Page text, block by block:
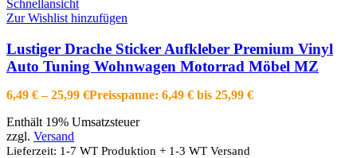
Schnellansicht
Zur Wishlist hinzufügen
Lustiger Drache Sticker Aufkleber Premium Vinyl
Auto Tuning Wohnwagen Motorrad Möbel MZ
6,49 € –25,99 €Preisspanne: 6,49 € bis 25,99 €
Enthält 19% Umsatzsteuer
zzgl. Versand
Lieferzeit: 1-7 WT Produktion + 1-3 WT Versand